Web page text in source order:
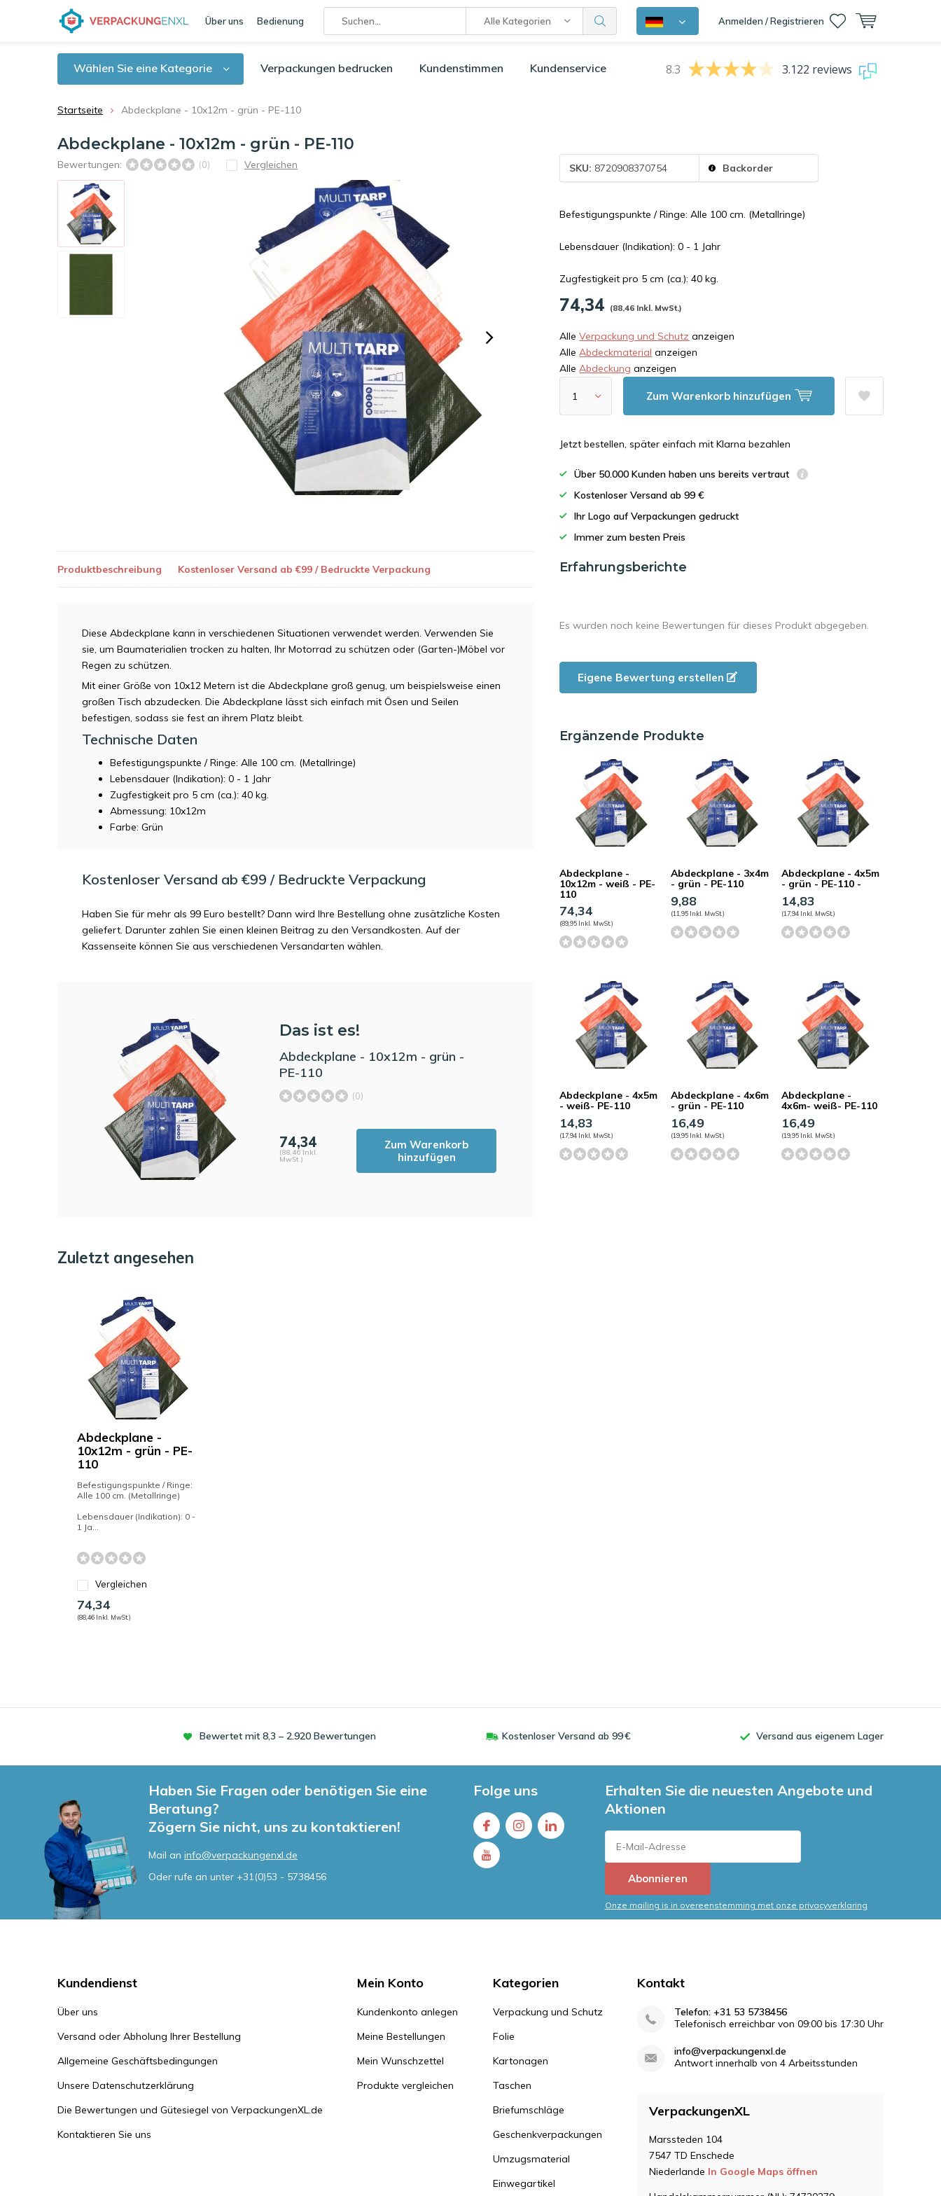
Über uns Bedienung Alle Kategorien Anmelden / Registrieren
Wählen Sie eine Kategorie Verpackungen bedrucken Kundenstimmen Kundenservice 8.3 3.122 reviews
Startseite Abdeckplane - 10x12m - grün - PE-110
Abdeckplane - 10x12m - grün - PE-110
Bewertungen: (0) Vergleichen SKU: 8720908370754 Backorder
Befestigungspunkte / Ringe: Alle 100 cm. (Metallringe)
Lebensdauer (Indikation): 0 - 1 Jahr
Zugfestigkeit pro 5 cm (ca.): 40 kg.
74,34 (88,46 Inkl. MwSt.)
AlleVerpackung und Schutz anzeigen
AlleAbdeckmaterial anzeigen
AlleAbdeckung anzeigen
Zum Warenkorb hinzufügen
Jetzt bestellen, später einfach mit Klarna bezahlen
Über 50.000 Kunden haben uns bereits vertraut
Kostenloser Versand ab 99 €
Ihr Logo auf Verpackungen gedruckt
Immer zum besten Preis
Produktbeschreibung Kostenloser Versand ab €99 / Bedruckte Verpackung
Diese Abdeckplane kann in verschiedenen Situationen verwendet werden. Verwenden Sie
sie, um Baumaterialien trocken zu halten, Ihr Motorrad zu schützen oder (Garten-)Möbel vor
Regen zu schützen.
Mit einer Größe von 10x12 Metern ist die Abdeckplane groß genug, um beispielsweise einen
großen Tisch abzudecken. Die Abdeckplane lässt sich einfach mit Ösen und Seilen
befestigen, sodass sie fest an ihrem Platz bleibt.
Technische Daten
Befestigungspunkte / Ringe: Alle 100 cm. (Metallringe)
Lebensdauer (Indikation): 0 - 1 Jahr
Zugfestigkeit pro 5 cm (ca.): 40 kg.
Abmessung: 10x12m
Farbe: Grün
Kostenloser Versand ab €99 / Bedruckte Verpackung
Haben Sie für mehr als 99 Euro bestellt? Dann wird Ihre Bestellung ohne zusätzliche Kosten
geliefert. Darunter zahlen Sie einen kleinen Beitrag zu den Versandkosten. Auf der
Kassenseite können Sie aus verschiedenen Versandarten wählen.
Das ist es!
Abdeckplane - 10x12m - grün -
PE-110
(0)
74,34
(88,46 Inkl.
MwSt.)
Zum Warenkorb
hinzufügen
Erfahrungsberichte
Es wurden noch keine Bewertungen für dieses Produkt abgegeben.
Eigene Bewertung erstellen
Ergänzende Produkte
Abdeckplane -
10x12m - weiß - PE-
110
74,34
(89,95 Inkl. MwSt.)
Abdeckplane - 3x4m
- grün - PE-110
9,88
(11,95 Inkl. MwSt.)
Abdeckplane - 4x5m
- grün - PE-110 -
14,83
(17,94 Inkl. MwSt.)
Abdeckplane - 4x5m
- weiß- PE-110
14,83
(17,94 Inkl. MwSt.)
Abdeckplane - 4x6m
- grün - PE-110
16,49
(19,95 Inkl. MwSt.)
Abdeckplane -
4x6m- weiß- PE-110
16,49
(19,95 Inkl. MwSt.)
Zuletzt angesehen
Abdeckplane -
10x12m - grün - PE-
110
Befestigungspunkte / Ringe:
Alle 100 cm. (Metallringe)
Lebensdauer (Indikation): 0 -
1 Ja...
Vergleichen
74,34
(88,46 Inkl. MwSt.)
Bewertet mit 8,3 – 2.920 Bewertungen Kostenloser Versand ab 99 € Versand aus eigenem Lager
Haben Sie Fragen oder benötigen Sie eine
Beratung?
Zögern Sie nicht, uns zu kontaktieren!
Mail an info@verpackungenxl.de
Oder rufe an unter +31(0)53 - 5738456
Folge uns
Erhalten Sie die neuesten Angebote und
Aktionen
Abonnieren
Onze mailing is in overeenstemming met onze privacyverklaring
Kundendienst
Über uns
Versand oder Abholung Ihrer Bestellung
Allgemeine Geschäftsbedingungen
Unsere Datenschutzerklärung
Die Bewertungen und Gütesiegel von VerpackungenXL.de
Kontaktieren Sie uns
Mein Konto
Kundenkonto anlegen
Meine Bestellungen
Mein Wunschzettel
Produkte vergleichen
Kategorien
Verpackung und Schutz
Folie
Kartonagen
Taschen
Briefumschläge
Geschenkverpackungen
Umzugsmaterial
Einwegartikel
Kontakt
Telefon: +31 53 5738456
Telefonisch erreichbar von 09:00 bis 17:30 Uhr
info@verpackungenxl.de
Antwort innerhalb von 4 Arbeitsstunden
VerpackungenXL
Marssteden 104
7547 TD Enschede
Niederlande In Google Maps öffnen